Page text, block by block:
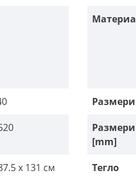
[mm]
x 131 см Тегло